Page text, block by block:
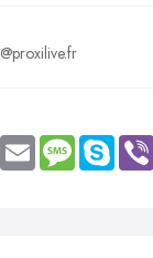
Twitter Email MessageSkype